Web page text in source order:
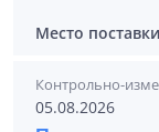
Место
Контрольно-
05.08.2026